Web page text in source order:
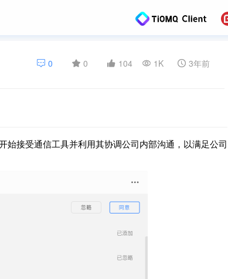
0 0 104 1K 3年前
接受通信工具并利用其协调公司内部沟通，以满足公司